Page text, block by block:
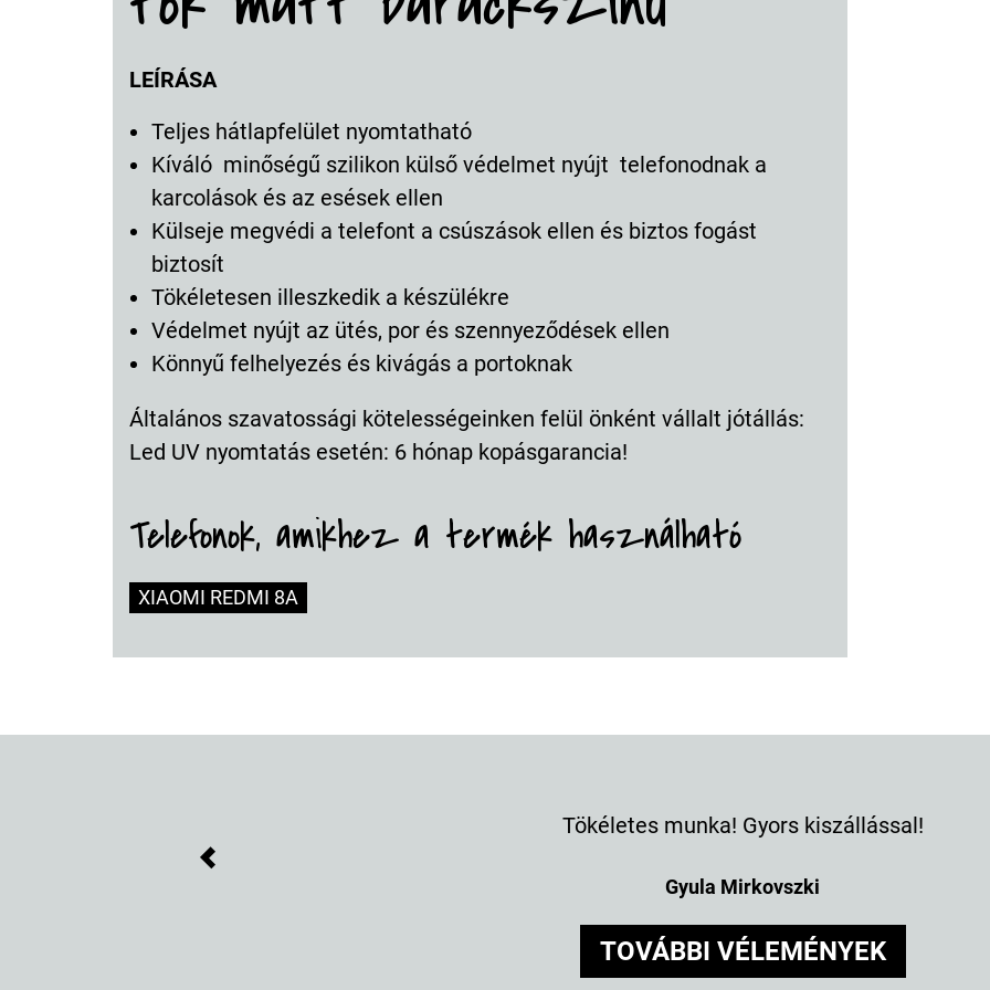
LEÍRÁSA
Teljes hátlapfelület nyomtatható
Kíváló minőségű szilikon külső védelmet nyújt telefonodnak a
karcolások és az esések ellen
Külseje megvédi a telefont a csúszások ellen és biztos fogást
biztosít
Tökéletesen illeszkedik a készülékre
Védelmet nyújt az ütés, por és szennyeződések ellen
Könnyű felhelyezés és kivágás a portoknak
Általános szavatossági kötelességeinken felül önként vállalt jótállás:
Led UV nyomtatás esetén: 6 hónap kopásgarancia!
Telefonok, amikhez a termék használható
XIAOMI REDMI 8A
Tökéletes munka! Gyors kiszállással!
Gyula Mirkovszki
Previous
TOVÁBBI VÉLEMÉNYEK